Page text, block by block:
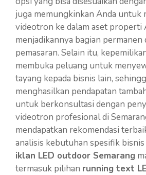
juga memungkinkan Anda untuk
videotron ke dalam aset properti
menjadikannya bagian permanen
pemasaran. Selain itu,
membuka peluang untuk
tayang kepada bisnis lain,
menghasilkan pendapatan
untuk berkonsultasi dengan
videotron profesional di
mendapatkan rekomendasi
analisis kebutuhan spesifik
iklan LED outdoor Semarang
termasuk pilihan running text